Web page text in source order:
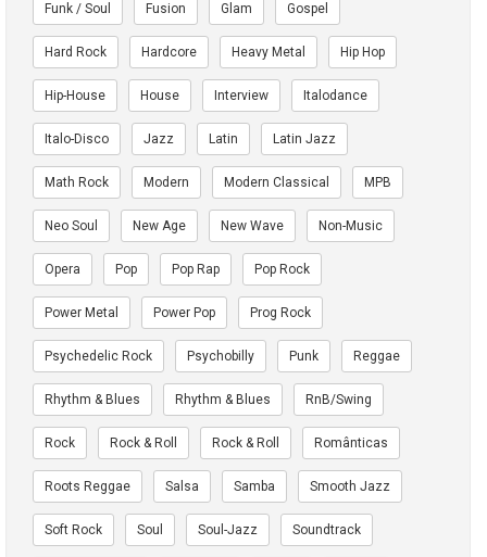
Funk / Soul Fusion Glam Gospel
Hard Rock Hardcore Heavy Metal Hip Hop
Hip-House House Interview Italodance
Italo-Disco Jazz Latin Latin Jazz
Math Rock Modern Modern Classical MPB
Neo Soul New Age New Wave Non-Music
Opera Pop Pop Rap Pop Rock
Power Metal Power Pop Prog Rock
Psychedelic Rock Psychobilly Punk Reggae
Rhythm & Blues Rhythm & Blues RnB/Swing
Rock Rock & Roll Rock & Roll Românticas
Roots Reggae Salsa Samba Smooth Jazz
Soft Rock Soul Soul-Jazz Soundtrack